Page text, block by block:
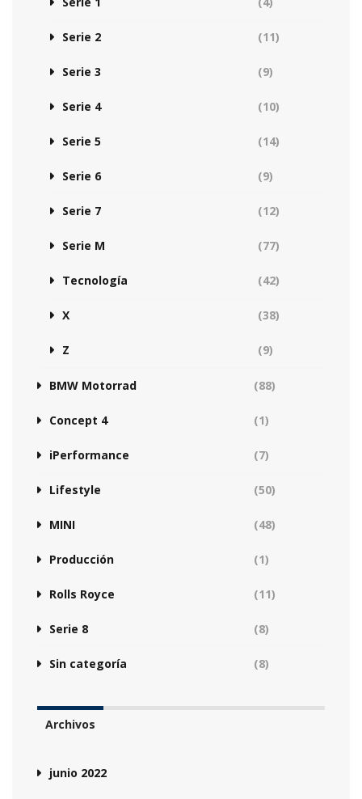
Serie 2 (11)
Serie 3 (9)
Serie 4 (10)
Serie 5 (14)
Serie 6 (9)
Serie 7 (12)
Serie M (77)
Tecnología (42)
X (38)
Z (9)
BMW Motorrad (88)
Concept 4 (1)
iPerformance (7)
Lifestyle (50)
MINI (48)
Producción (1)
Rolls Royce (11)
Serie 8 (8)
Sin categoría (8)
Archivos
junio 2022